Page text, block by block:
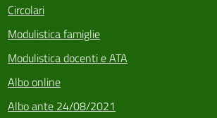
Circolari
Modulistica famiglie
Modulistica docenti e ATA
Albo online
Albo ante 24/08/2021